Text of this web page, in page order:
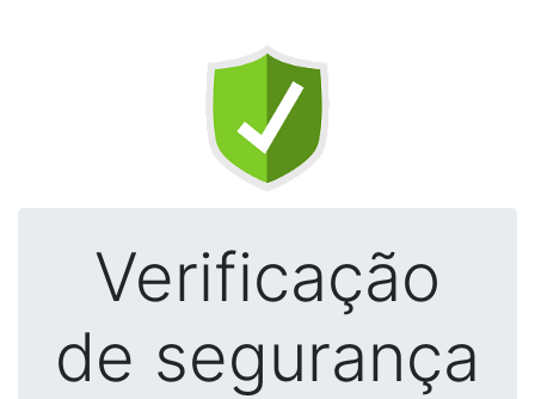
Verificação
de segurança